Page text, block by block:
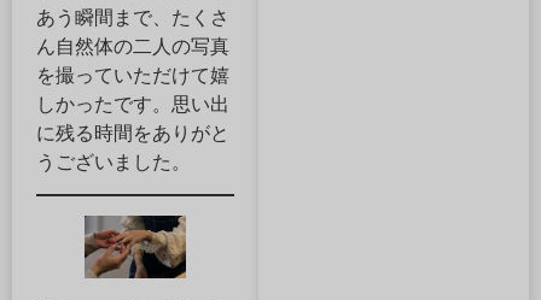
あう瞬間まで、たくさ
ん自然体の二人の写真
を撮っていただけて嬉
しかったです。思い出
に残る時間をありがと
うございました。